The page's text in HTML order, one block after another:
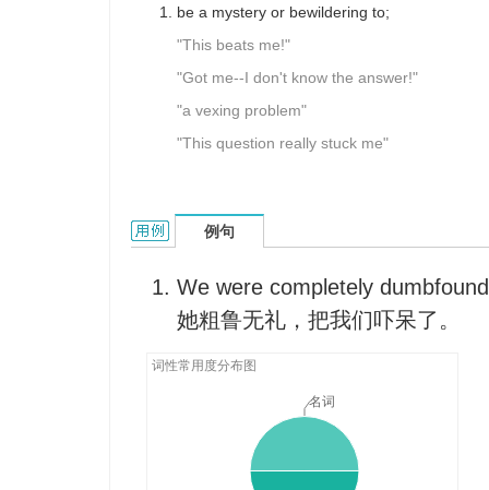
be a mystery or bewildering to;
"This beats me!"
"Got me--I don't know the answer!"
"a vexing problem"
"This question really stuck me"
dumbfound的用法和样例：
例句
We were completely
她粗鲁无礼，把我们吓呆了。
词性常用度分布图
名词